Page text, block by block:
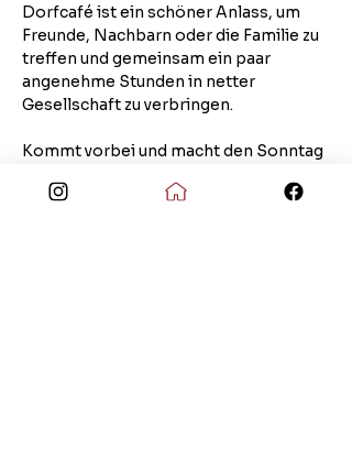
Dorfcafé ist ein schöner Anlass, um
Freunde, Nachbarn oder die Familie zu
treffen und gemeinsam ein paar
angenehme Stunden in netter
Gesellschaft zu verbringen.
Kommt vorbei und macht den Sonntag
uns auf euch und heißen euch herzlich